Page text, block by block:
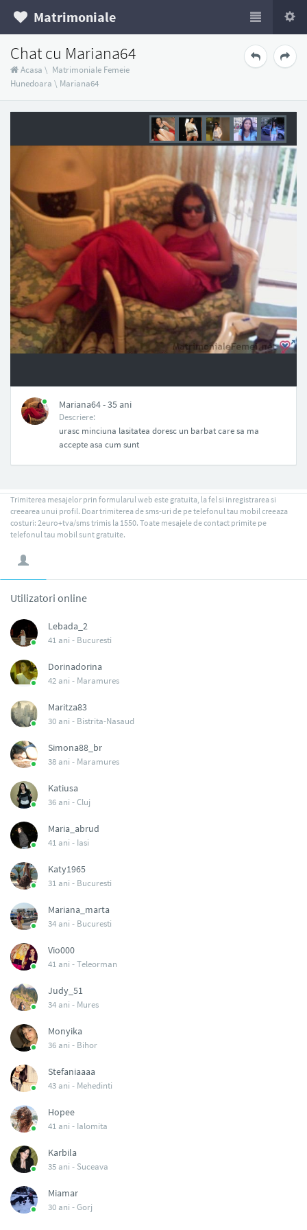
Matrimoniale
Chat cu Mariana64
Acasa \ Matrimoniale Femeie
Hunedoara \ Mariana64
Mariana64 - 35 ani
Descriere:
urasc minciuna lasitatea doresc un barbat care sa ma
accepte asa cum sunt
Trimiterea mesajelor prin formularul web este gratuita, la fel si inregistrarea si
creearea unui profil. Doar trimiterea de sms-uri de pe telefonul tau mobil creeaza
costuri: 2euro+tva/sms trimis la 1550. Toate mesajele de contact primite pe
telefonul tau mobil sunt gratuite.
Utilizatori online
Lebada_2
41 ani - Bucuresti
Dorinadorina
42 ani - Maramures
Maritza83
30 ani - Bistrita-Nasaud
Simona88_br
38 ani - Maramures
Katiusa
36 ani -Cluj
Maria_abrud
41 ani - Iasi
Katy1965
31 ani - Bucuresti
Mariana_marta
34 ani - Bucuresti
Vio000
41 ani -Teleorman
Judy_51
34 ani - Mures
Monyika
36 ani - Bihor
Stefaniaaaa
43 ani - Mehedinti
Hopee
41 ani - Ialomita
Karbila
35 ani - Suceava
Miamar
30 ani -Gorj